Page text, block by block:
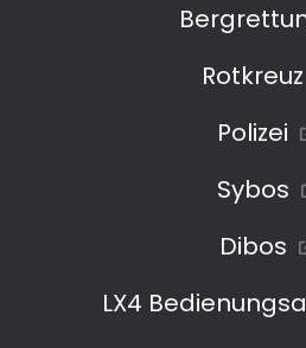
Rotkreuz
Polizei
Sybos
Dibos
LX4